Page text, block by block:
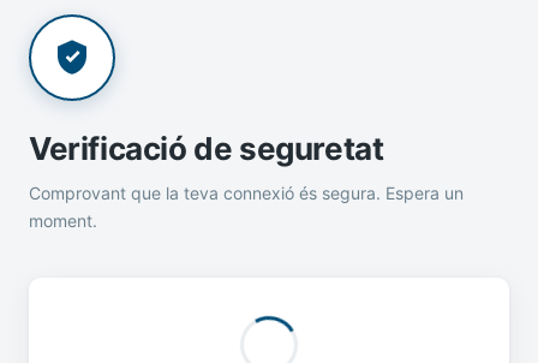
Verificació de seguretat
Comprovant que la teva connexió és segura. Espera un
moment.